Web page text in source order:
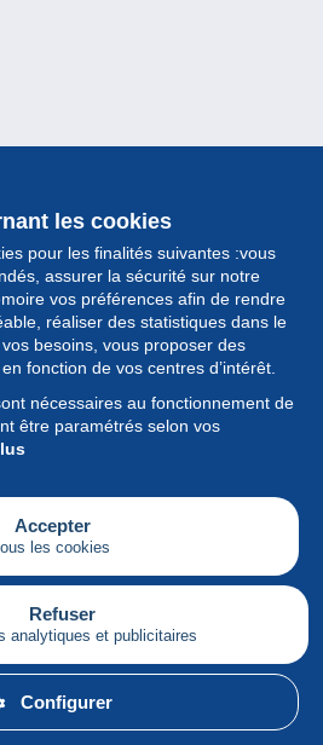
les cookies
pour les finalités suivantes :vous
assurer la sécurité sur notre
vos préférences afin de rendre
réaliser des statistiques dans le
besoins, vous proposer des
fonction de vos centres d’intérêt.
nécessaires au fonctionnement de
être paramétrés selon vos
Accepter
les cookies
Refuser
analytiques et publicitaires
Configurer
Français